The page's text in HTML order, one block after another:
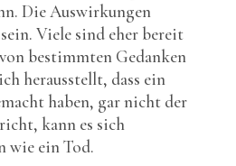
Die Auswirkungen
Viele sind eher bereit
bestimmten Gedanken
herausstellt, dass ein
haben, gar nicht der
kann es sich
wie ein Tod.